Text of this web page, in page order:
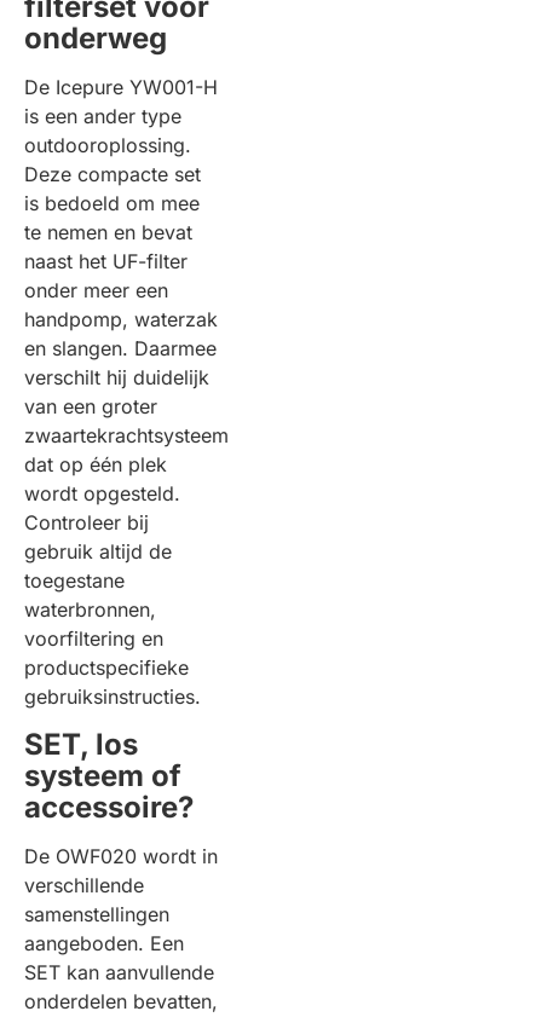
onderweg
De Icepure YW001-H
is een ander type
outdooroplossing.
Deze compacte set
is bedoeld om mee
te nemen en bevat
naast het UF-filter
onder meer een
handpomp, waterzak
en slangen. Daarmee
verschilt hij duidelijk
van een groter
zwaartekrachtsysteem
dat op één plek
wordt opgesteld.
Controleer bij
gebruik altijd de
toegestane
waterbronnen,
voorfiltering en
productspecifieke
gebruiksinstructies.
SET, los
systeem of
accessoire?
De OWF020 wordt in
verschillende
samenstellingen
aangeboden. Een
SET kan aanvullende
onderdelen bevatten,